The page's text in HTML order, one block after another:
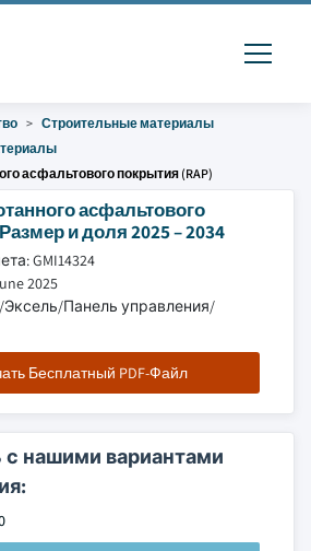
Строительные материалы
асфальтового покрытия (RAP)
асфальтового
и доля 2025 – 2034
GMI14324
2025
Эксель/Панель управления/
Бесплатный PDF-Файл
нашими вариантами